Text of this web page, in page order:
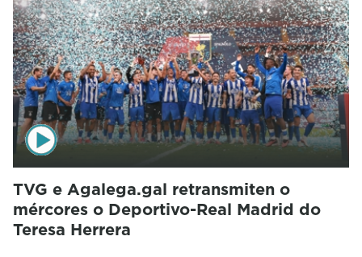
TVG e Agalega.gal retransmiten o
mércores o Deportivo-Real Madrid do
Teresa Herrera